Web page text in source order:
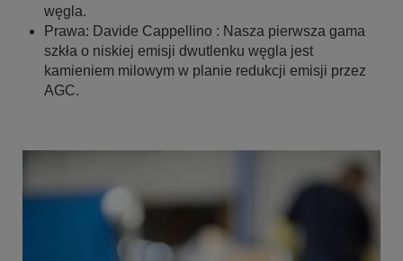
węgla.
Prawa: Davide Cappellino : Nasza pierwsza gama
szkła o niskiej emisji dwutlenku węgla jest
kamieniem milowym w planie redukcji emisji przez
AGC.